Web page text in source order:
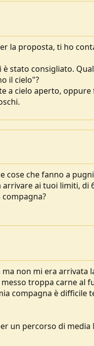
la proposta, ti ho
stato consigliato.
il cielo"?
a cielo aperto,
cose che fanno a
ai tuoi limiti, di
non mi era arrivata
troppa carne al
compagna è difficile
un percorso di media